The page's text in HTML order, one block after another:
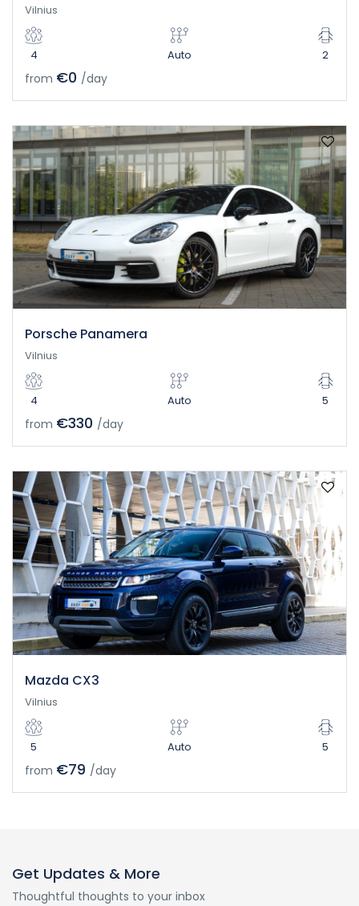
Vilnius
4 Auto 2
from €0 /day
Porsche Panamera
Vilnius
4 Auto 5
from €330 /day
Mazda CX3
Vilnius
5 Auto 5
from €79 /day
Get Updates & More
Thoughtful thoughts to your inbox